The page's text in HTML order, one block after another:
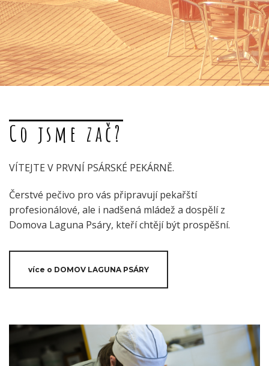
Co jsme zač?
VÍTEJTE V PRVNÍ PSÁRSKÉ PEKÁRNĚ.
Čerstvé pečivo pro vás připravují pekařští
profesionálové, ale i nadšená mládež a dospělí z
Domova Laguna Psáry, kteří chtějí být prospěšní.
více o DOMOV LAGUNA PSÁRY